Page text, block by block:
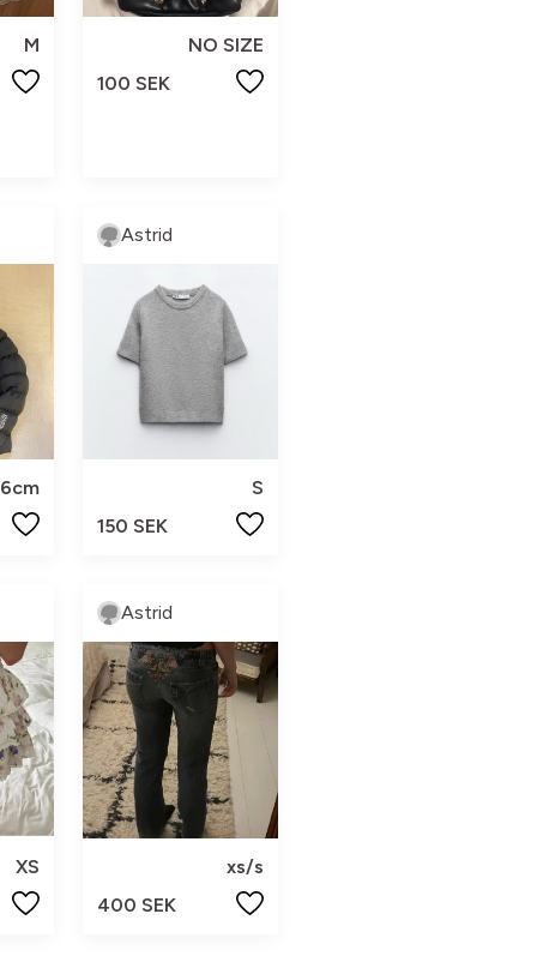
M
NO SIZE
100 SEK
Astrid
S
150 SEK
XS
Astrid
xs/s
400 SEK